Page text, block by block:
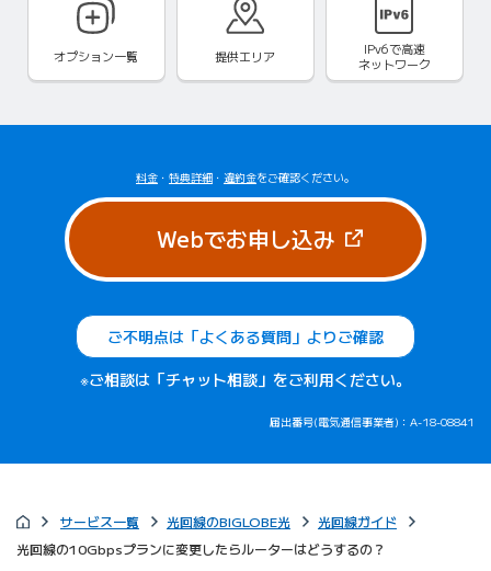
オプション一覧 提供エリア IPv6で高速
ネットワーク
料金 ・ 特典詳細 ・ 違約金をご確認ください。
Webでお申し込み（新しいタブ
ご不明点は「よくある質問」よりご確認
※ご相談は「チャット相談」をご利用ください。
届出番号(電気通信事業者)：A-18-08841
サービス一覧 光回線のBIGLOBE光
光回線ガイド
光回線の10Gbpsプランに変更したらルーターはどうするの？